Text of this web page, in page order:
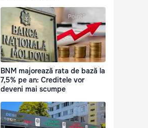
BNM majorează rata de bază la
7,5% pe an: Creditele vor
deveni mai scumpe